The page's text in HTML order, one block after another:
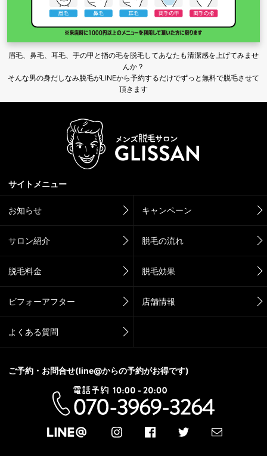
眉毛、鼻毛、耳毛、手の甲と指の毛を脱毛してあなたも清潔感を上げてみませ
んか？
そんな男の身だしなみ脱毛がLINEから予約するだけでずっと無料で脱毛させて
頂きます
サイトメニュー
お知らせ キャンペーン
サロン紹介 脱毛の流れ
脱毛料金 脱毛効果
ビフォーアフター 店舗情報
よくある質問
ご予約・お問合せ(line@からの予約がお得です)